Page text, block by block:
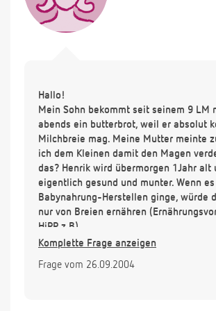
Hallo!
Mein Sohn bekommt seit seinem 9 LM
abends ein butterbrot, weil er absolut
Milchbreie mag. Meine Mutter meinte
ich dem Kleinen damit den Magen
das? Henrik wird übermorgen 1Jahr alt
eigentlich gesund und munter. Wenn
Babynahrung-Herstellen ginge, würde
nur von Breien ernähren
HiPP z.B).
Was sagen sie dazu, kann ich dem
Vielen Dank im Voraus!
Komplette Frage anzeigen
Frage vom 26.09.2004